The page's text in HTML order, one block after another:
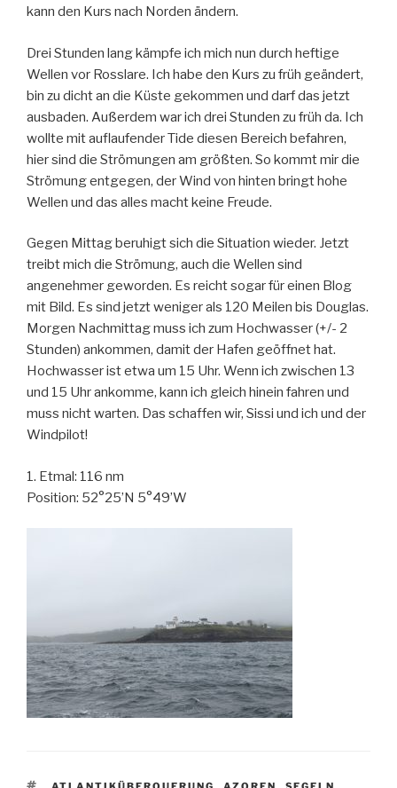
kann den Kurs nach Norden ändern.
Drei Stunden lang kämpfe ich mich nun durch heftige
Wellen vor Rosslare. Ich habe den Kurs zu früh geändert,
bin zu dicht an die Küste gekommen und darf das jetzt
ausbaden. Außerdem war ich drei Stunden zu früh da. Ich
wollte mit auflaufender Tide diesen Bereich befahren,
hier sind die Strömungen am größten. So kommt mir die
Strömung entgegen, der Wind von hinten bringt hohe
Wellen und das alles macht keine Freude.
Gegen Mittag beruhigt sich die Situation wieder. Jetzt
treibt mich die Strömung, auch die Wellen sind
angenehmer geworden. Es reicht sogar für einen Blog
mit Bild. Es sind jetzt weniger als 120 Meilen bis Douglas.
Morgen Nachmittag muss ich zum Hochwasser (+/- 2
Stunden) ankommen, damit der Hafen geöffnet hat.
Hochwasser ist etwa um 15 Uhr. Wenn ich zwischen 13
und 15 Uhr ankomme, kann ich gleich hinein fahren und
muss nicht warten. Das schaffen wir, Sissi und ich und der
Windpilot!
1. Etmal: 116 nm
Position: 52°25’N 5°49’W